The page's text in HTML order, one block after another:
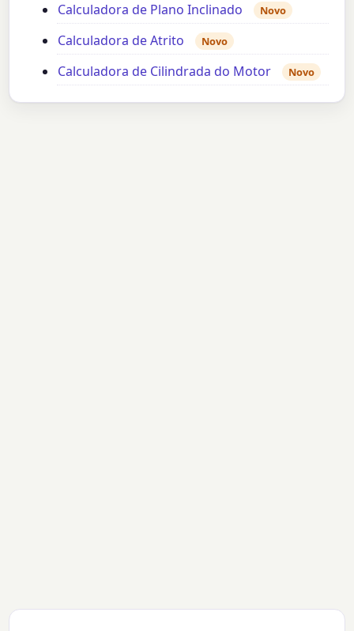
Calculadora de Plano Inclinado Novo
Calculadora de Atrito Novo
Calculadora de Cilindrada do Motor Novo